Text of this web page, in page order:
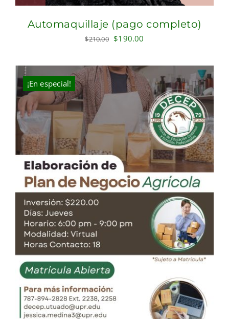
Automaquillaje (pago completo)
$210.00 Original
was:
$210.00.
$190.00
is:
$190.00.
¡En especial!